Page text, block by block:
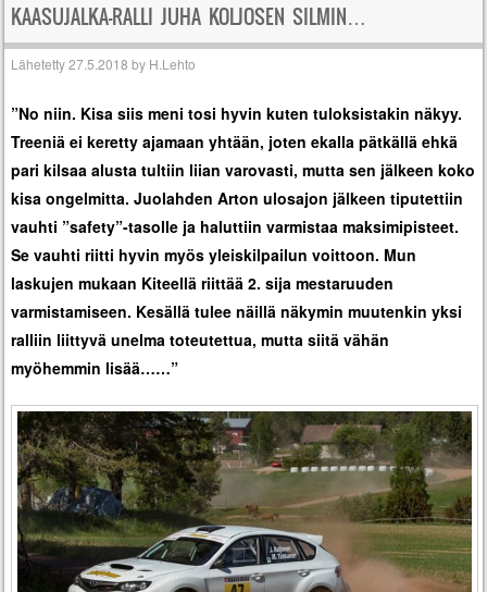
KAASUJALKA-RALLI JUHA KOLJOSEN SILMIN…
Lähetetty27.5.2018 by H.Lehto
”No niin. Kisa siis meni tosi hyvin kuten tuloksistakin näkyy.
Treeniä ei keretty ajamaan yhtään, joten ekalla pätkällä ehkä
pari kilsaa alusta tultiin liian varovasti, mutta sen jälkeen koko
kisa ongelmitta. Juolahden Arton ulosajon jälkeen tiputettiin
vauhti ”safety”-tasolle ja haluttiin varmistaa maksimipisteet.
Se vauhti riitti hyvin myös yleiskilpailun voittoon. Mun
laskujen mukaan Kiteellä riittää 2. sija mestaruuden
varmistamiseen. Kesällä tulee näillä näkymin muutenkin yksi
ralliin liittyvä unelma toteutettua, mutta siitä vähän
myöhemmin lisää……”